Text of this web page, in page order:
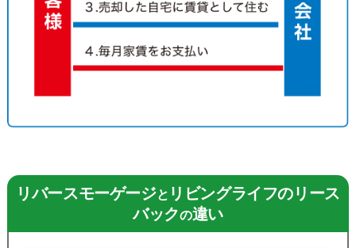
リバースモーゲージと リビングライフのリース
バックの違い